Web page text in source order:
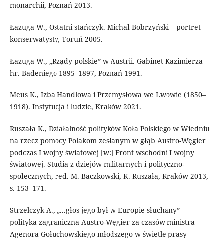
monarchii, Poznań 2013.
Łazuga W., Ostatni stańczyk. Michał Bobrzyński – portret
konserwatysty, Toruń 2005.
Łazuga W., „Rządy polskie” w Austrii. Gabinet Kazimierza
hr. Badeniego 1895–1897, Poznań 1991.
Meus K., Izba Handlowa i Przemysłowa we Lwowie (1850–
1918). Instytucja i ludzie, Kraków 2021.
Ruszała K., Działalność polityków Koła Polskiego w Wiedniu
na rzecz pomocy Polakom zesłanym w głąb Austro-Węgier
podczas I wojny światowej [w:] Front wschodni I wojny
światowej. Studia z dziejów militarnych i polityczno-
społecznych, red. M. Baczkowski, K. Ruszała, Kraków 2013,
s. 153–171.
Strzelczyk A., „...głos jego był w Europie słuchany” –
polityka zagraniczna Austro-Węgier za czasów ministra
Agenora Gołuchowskiego młodszego w świetle prasy